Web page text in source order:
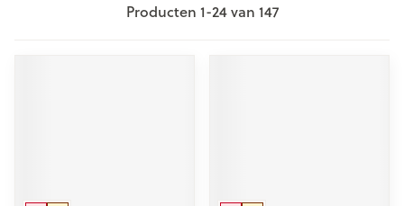
Producten 1-24van 147